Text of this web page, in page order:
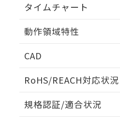
タイムチャート
動作領域特性
CAD
RoHS/REACH対応状況
EU RoHS 注意事項・凡例
規格認証/適合状況